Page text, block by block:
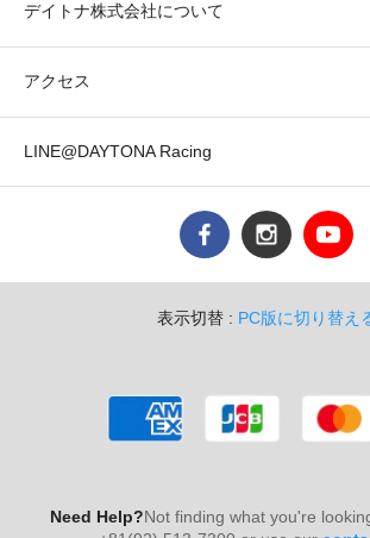
デイトナ株式会社について
アクセス
LINE@DAYTONA Racing
表示切替 : PC版に切り替え
Need Help?Not finding what you're